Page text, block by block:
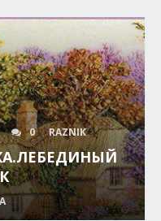
0 RAZNIK